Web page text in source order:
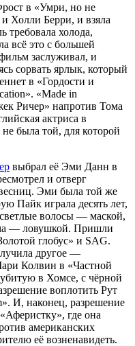
в «Умри, но не
Холли Берри, и взяла
требовала холода,
всё это с большей
заслуживал, и
сорвать ярлык, который
в «Гордости и
«Made in
Ричер» напротив Тома
актриса в
была той, для которой
выбрал её Эми Данн в
и отверг
Эми была той же
Пайк играла десять лет,
волосы — маской,
— ловушкой. Пришли
глобус» и SAG.
другое —
Колвин в «Частной
в Хомсе, с чёрной
воплотить Рут
И, наконец, разрешение
где она
американских
её возненавидеть.